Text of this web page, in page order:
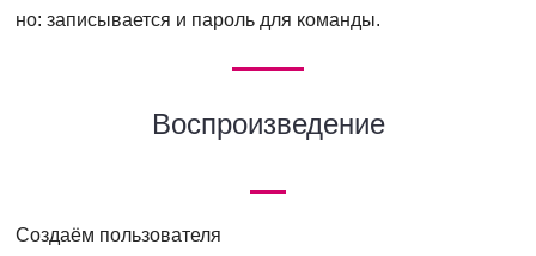
но: записывается и пароль для команды.
Воспроизведение
Создаём пользователя